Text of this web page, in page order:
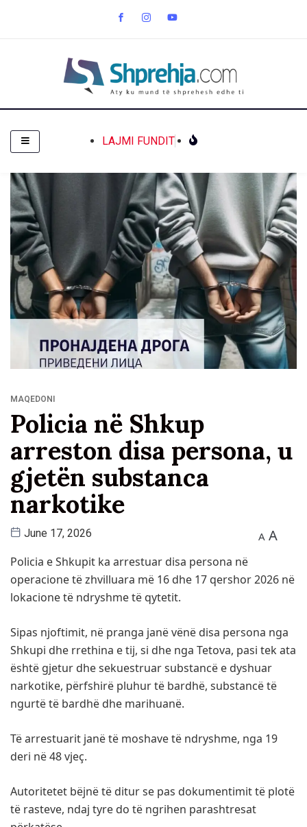
LAJMI FUNDIT
MAQEDONI
Policia në Shkup
arreston disa persona, u
gjetën substanca
narkotike
June 17, 2026 A A
Policia e Shkupit ka arrestuar disa persona në
operacione të zhvilluara më 16 dhe 17 qershor 2026 në
lokacione të ndryshme të qytetit.
Sipas njoftimit, në pranga janë vënë disa persona nga
Shkupi dhe rrethina e tij, si dhe nga Tetova, pasi tek ata
është gjetur dhe sekuestruar substancë e dyshuar
narkotike, përfshirë pluhur të bardhë, substancë të
ngurtë të bardhë dhe marihuanë.
Të arrestuarit janë të moshave të ndryshme, nga 19
deri në 48 vjeç.
Autoritetet bëjnë të ditur se pas dokumentimit të plotë
të rasteve, ndaj tyre do të ngrihen parashtresat